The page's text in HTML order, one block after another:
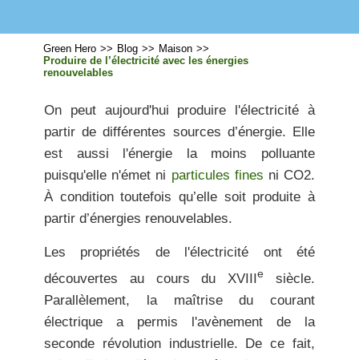
Green Hero >> Blog >> Maison >>
Produire de l’électricité avec les énergies
renouvelables
On peut aujourd'hui produire l'électricité à
partir de différentes sources d’énergie. Elle
est aussi l'énergie la moins polluante
puisqu'elle n'émet ni particules fines ni CO2.
À condition toutefois qu’elle soit produite à
partir d’énergies renouvelables.
Les propriétés de l'électricité ont été
découvertes au cours du XVIIIe
siècle.
Parallèlement, la maîtrise du courant
électrique a permis l'avènement de la
seconde révolution industrielle. De ce fait,